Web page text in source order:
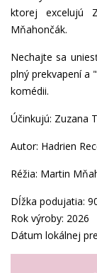
ktorej excelujú
Mňahončák.
Nechajte sa
plný prekvapení a
komédii.
Účinkujú: Zuzana
Autor: Hadrien
Réžia: Martin
Dĺžka podujatia:
Rok výroby: 2026
Dátum lokálnej